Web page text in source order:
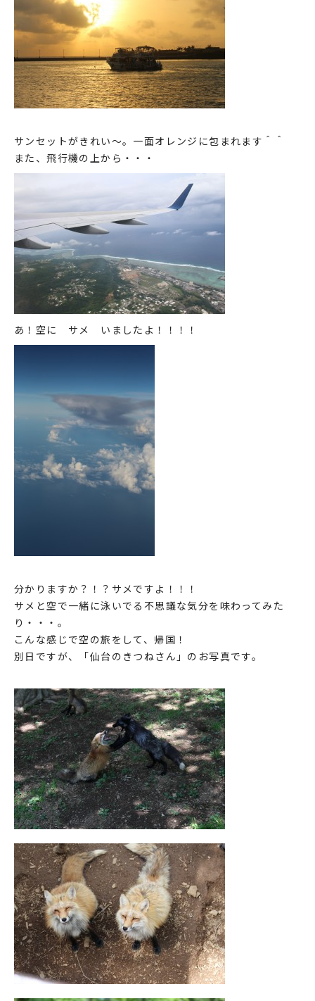
サンセットがきれい～。一面オレンジに包まれます＾＾
また、飛行機の上から・・・
あ！空に サメ いましたよ！！！！
分かりますか？！？サメですよ！！！
サメと空で一緒に泳いでる不思議な気分を味わってみた
り・・・。
こんな感じで空の旅をして、帰国！
別日ですが、「仙台のきつねさん」のお写真です。